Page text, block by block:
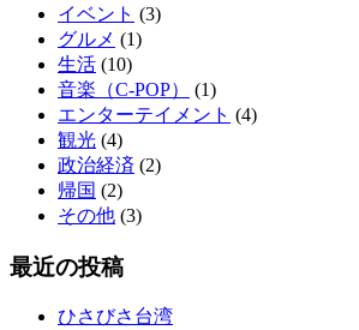
イベント (3)
グルメ (1)
生活 (10)
音楽（C-POP）
(1)
エンターテイメント (4)
観光 (4)
政治経済 (2)
帰国 (2)
その他 (3)
最近の投稿
ひさびさ台湾